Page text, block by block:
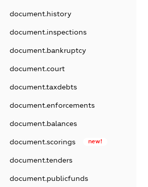
document.history
document.inspections
document.bankruptcy
document.court
document.taxdebts
document.enforcements
document.balances
document.scorings new!
document.tenders
document.publicfunds